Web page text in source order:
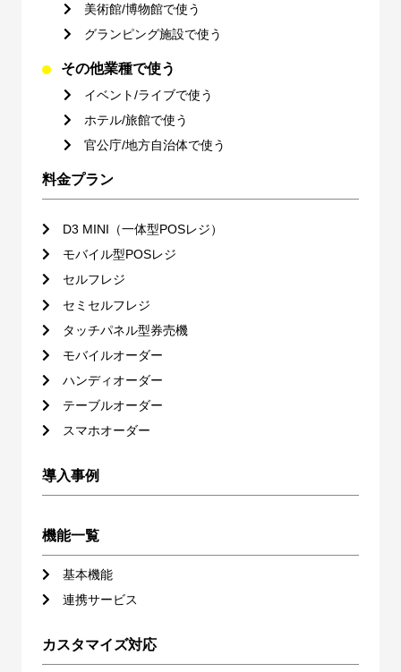
美術館/博物館で使う
グランピング施設で使う
その他業種で使う
イベント/ライブで使う
ホテル/旅館で使う
官公庁/地方自治体で使う
料金プラン
D3 MINI（一体型POSレジ）
モバイル型POSレジ
セルフレジ
セミセルフレジ
タッチパネル型券売機
モバイルオーダー
ハンディオーダー
テーブルオーダー
スマホオーダー
導入事例
機能一覧
基本機能
連携サービス
カスタマイズ対応